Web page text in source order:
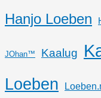
Hanjo Loeben
JOhan™ Kaalug
Loeben